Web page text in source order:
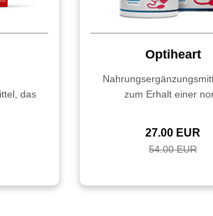
das
Optiheart
zum Erhalt einer
27.00 EUR
54.00 EUR